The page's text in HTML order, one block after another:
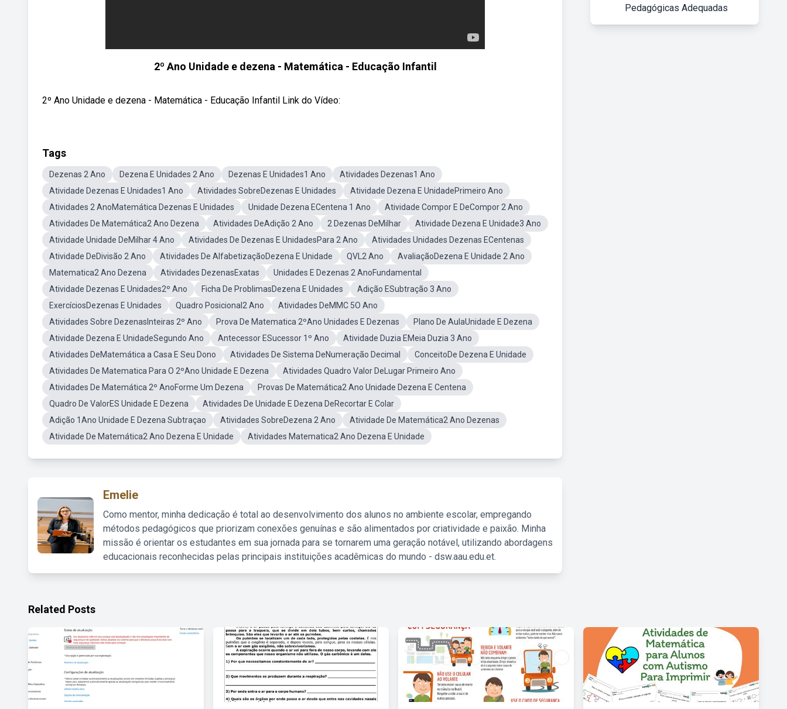
2º Ano Unidade e dezena - Matemática - Educação Infantil
2º Ano Unidade e dezena - Matemática - Educação Infantil Link do Vídeo:
Tags
Dezenas 2 Ano Dezena E Unidades 2 Ano Dezenas E Unidades1 Ano
Atividades Dezenas1 Ano
Atividade Dezenas E Unidades1 Ano
Atividades SobreDezenas E Unidades
Atividade Dezena E UnidadePrimeiro Ano
Atividades 2 AnoMatemática Dezenas E Unidades
Unidade Dezena ECentena 1 Ano
Atividade Compor E DeCompor 2 Ano
Atividades De Matemática2 Ano Dezena
Atividades DeAdição 2 Ano 2 Dezenas DeMilhar
Atividade Dezena E Unidade3 Ano
Atividade Unidade DeMilhar 4 Ano
Atividades De Dezenas E UnidadesPara 2 Ano
Atividades Unidades Dezenas ECentenas
Atividade DeDivisão 2 Ano
Atividades De AlfabetizaçãoDezena E Unidade QVL2 Ano
AvaliaçãoDezena E Unidade 2 Ano
Matematica2 Ano Dezena
Atividades DezenasExatas
Unidades E Dezenas 2 AnoFundamental
Atividade Dezenas E Unidades2º Ano
Ficha De ProblimasDezena E Unidades
Adição ESubtração 3 Ano
ExercíciosDezenas E Unidades
Quadro Posicional2 Ano
Atividades DeMMC 5O Ano
Atividades Sobre DezenasInteiras 2º Ano
Prova De Matematica 2ºAno Unidades E Dezenas
Plano De AulaUnidade E Dezena
Atividade Dezena E UnidadeSegundo Ano
Antecessor ESucessor 1º Ano
Atividade Duzia EMeia Duzia 3 Ano
Atividades DeMatemática a Casa E Seu Dono
Atividades De Sistema DeNumeração Decimal
ConceitoDe Dezena E Unidade
Atividades De Matematica Para O 2ºAno Unidade E Dezena
Atividades Quadro Valor DeLugar Primeiro Ano
Atividades De Matemática 2º AnoForme Um Dezena
Provas De Matemática2 Ano Unidade Dezena E Centena
Quadro De ValorES Unidade E Dezena
Atividades De Unidade E Dezena DeRecortar E Colar
Adição 1Ano Unidade E Dezena Subtraçao
Atividades SobreDezena 2 Ano
Atividade De Matemática2 Ano Dezenas
Atividade De Matemática2 Ano Dezena E Unidade
Atividades Matematica2 Ano Dezena E Unidade
Emelie
Como mentor, minha dedicação é total ao desenvolvimento dos alunos no ambiente escolar, empregando
métodos pedagógicos que priorizam conexões genuínas e são alimentados por criatividade e paixão. Minha
missão é orientar os estudantes em sua jornada para se tornarem uma geração notável, utilizando abordagens
educacionais reconhecidas pelas principais instituições acadêmicas do mundo - dsw.aau.edu.et.
Pedagógicas Adequadas
Related Posts